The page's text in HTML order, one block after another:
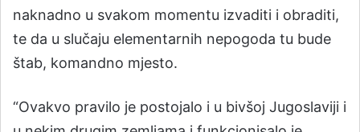
naknadno u svakom momentu izvaditi i obraditi,
te da u slučaju elementarnih nepogoda tu bude
štab, komandno mjesto.
“Ovakvo pravilo je postojalo i u bivšoj Jugoslaviji i